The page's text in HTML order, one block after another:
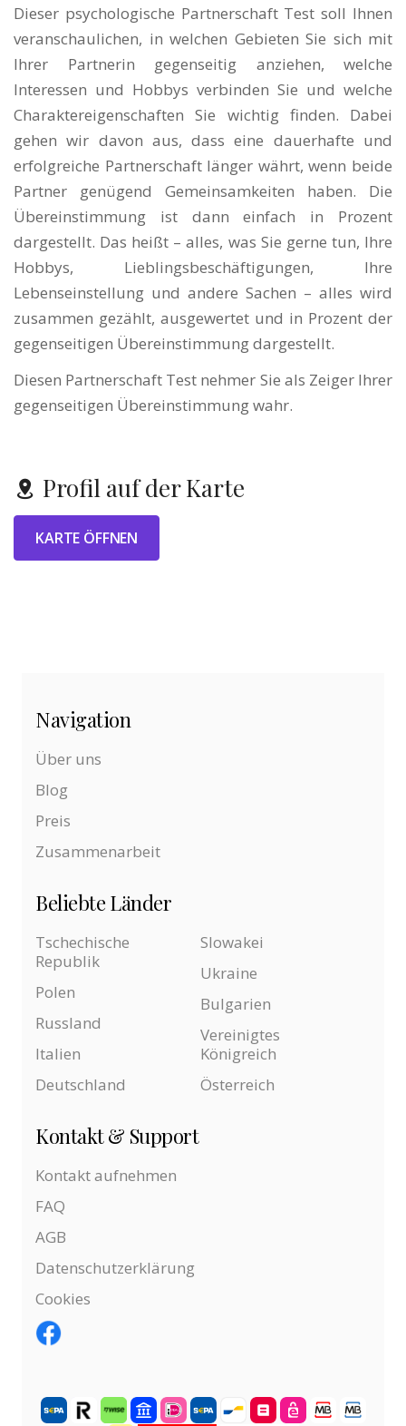
Dieser psychologische Partnerschaft Test soll Ihnen
veranschaulichen, in welchen Gebieten Sie sich mit
Ihrer Partnerin gegenseitig anziehen, welche
Interessen und Hobbys verbinden Sie und welche
Charaktereigenschaften Sie wichtig finden. Dabei
gehen wir davon aus, dass eine dauerhafte und
erfolgreiche Partnerschaft länger währt, wenn beide
Partner genügend Gemeinsamkeiten haben. Die
Übereinstimmung ist dann einfach in Prozent
dargestellt. Das heißt – alles, was Sie gerne tun, Ihre
Hobbys, Lieblingsbeschäftigungen, Ihre
Lebenseinstellung und andere Sachen – alles wird
zusammen gezählt, ausgewertet und in Prozent der
gegenseitigen Übereinstimmung dargestellt.
Diesen Partnerschaft Test nehmer Sie als Zeiger Ihrer
gegenseitigen Übereinstimmung wahr.
Profil auf der Karte
KARTE ÖFFNEN
Navigation
Über uns
Blog
Preis
Zusammenarbeit
Beliebte Länder
Tschechische
Republik
Polen
Russland
Italien
Deutschland
Slowakei
Ukraine
Bulgarien
Vereinigtes
Königreich
Österreich
Kontakt & Support
Kontakt aufnehmen
FAQ
AGB
Datenschutzerklärung
Cookies